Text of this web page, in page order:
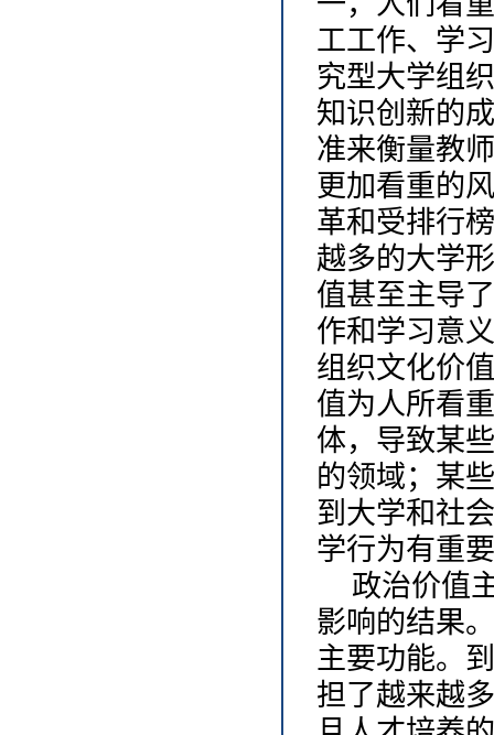
工工作、学
究型大学组
知识创新的
准来衡量教
更加看重的
革和受排行
越多的大学
值甚至主导
作和学习意
组织文化价
值为人所看
体，导致某
的领域；某
到大学和社
学行为有重
政治价值
影响的结果
主要功能。
担了越来越